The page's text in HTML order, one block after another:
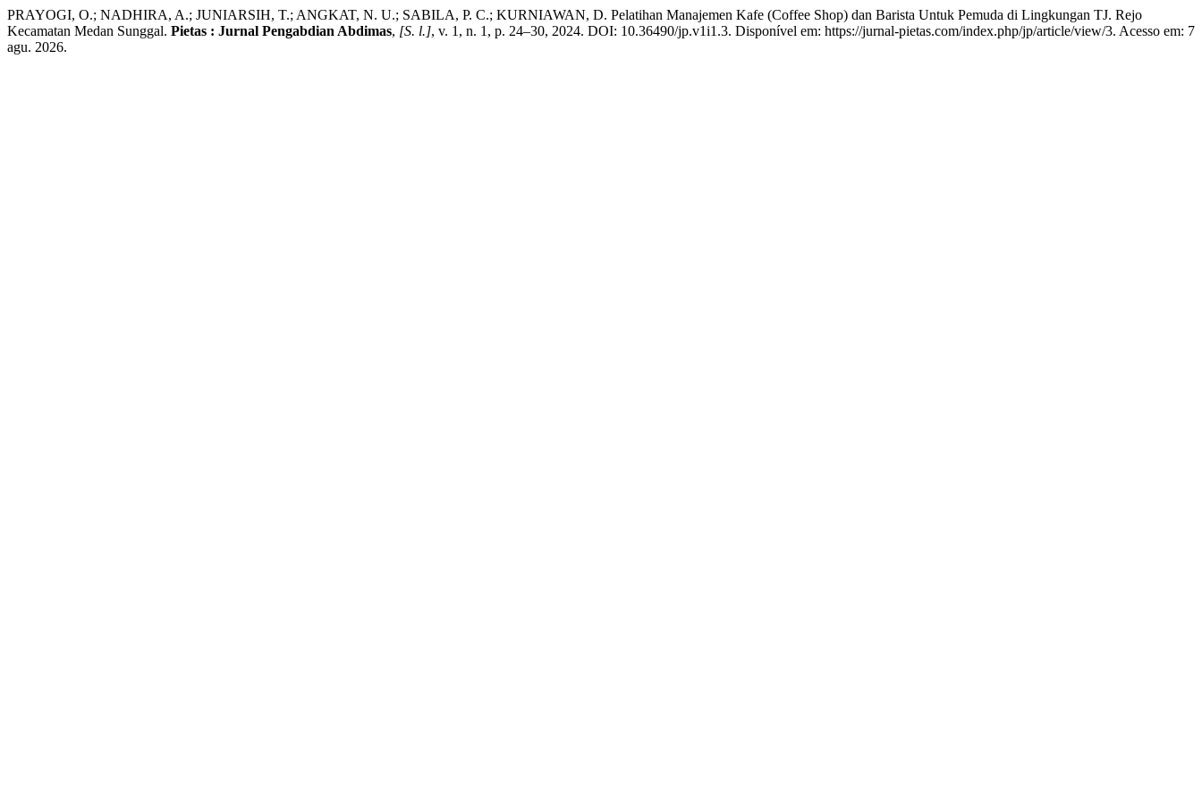
PRAYOGI, O.; NADHIRA, A.; JUNIARSIH, T.; ANGKAT, N. U.; SABILA, P. C.; KURNIAWAN, D. Pelatihan Manajemen Kafe (Coffee Shop) dan Barista Untuk Pemuda di Lingkungan TJ. Rejo
Kecamatan Medan Sunggal. Pietas : Jurnal Pengabdian Abdimas, [S. l.], v. 1, n. 1, p. 24–30, 2024. DOI: 10.36490/jp.v1i1.3. Disponível em: https://jurnal-pietas.com/index.php/jp/article/view/3. Acesso em: 7
agu. 2026.